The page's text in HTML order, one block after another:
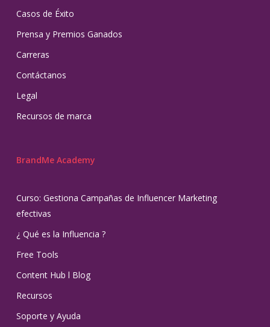
Casos de Éxito
Prensa y Premios Ganados
Carreras
Contáctanos
Legal
Recursos de marca
BrandMe Academy
Curso: Gestiona Campañas de Influencer Marketing
efectivas
¿ Qué es la Influencia ?
Free Tools
Content Hub l Blog
Recursos
Soporte y Ayuda